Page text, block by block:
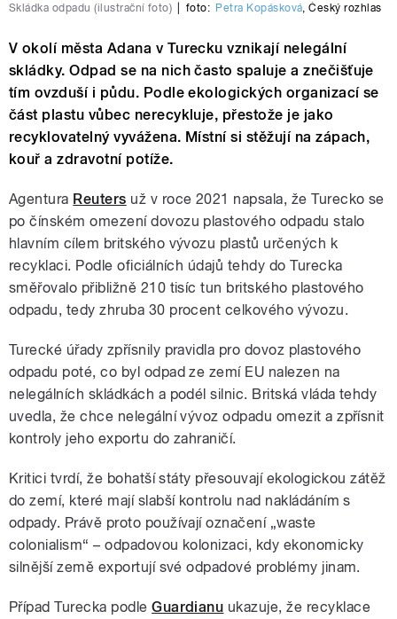
Skládka odpadu (ilustrační foto) foto: Petra Kopásková,Český rozhlas
V okolí města Adana v Turecku vznikají nelegální
skládky. Odpad se na nich často spaluje a znečišťuje
tím ovzduší i půdu. Podle ekologických organizací se
část plastu vůbec nerecykluje, přestože je jako
recyklovatelný vyvážena. Místní si stěžují na zápach,
kouř a zdravotní potíže.
Agentura Reuters už v roce 2021 napsala, že Turecko se
po čínském omezení dovozu plastového odpadu stalo
hlavním cílem britského vývozu plastů určených k
recyklaci. Podle oficiálních údajů tehdy do Turecka
směřovalo přibližně 210 tisíc tun britského plastového
odpadu, tedy zhruba 30 procent celkového vývozu.
Turecké úřady zpřísnily pravidla pro dovoz plastového
odpadu poté, co byl odpad ze zemí EU nalezen na
nelegálních skládkách a podél silnic. Britská vláda tehdy
uvedla, že chce nelegální vývoz odpadu omezit a zpřísnit
kontroly jeho exportu do zahraničí.
Kritici tvrdí, že bohatší státy přesouvají ekologickou zátěž
do zemí, které mají slabší kontrolu nad nakládáním s
odpady. Právě proto používají označení „waste
colonialism“ – odpadovou kolonizaci, kdy ekonomicky
silnější země exportují své odpadové problémy jinam.
Případ Turecka podleGuardianu ukazuje, že recyklace